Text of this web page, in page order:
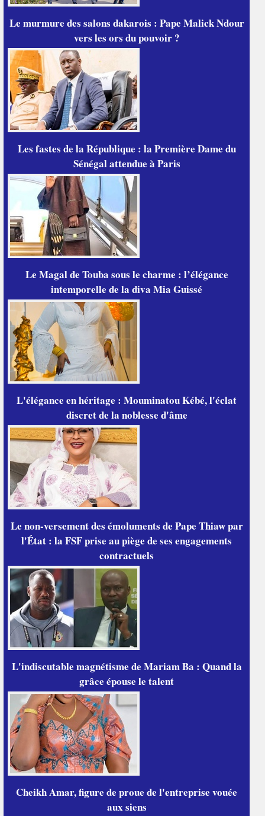
Le murmure des salons dakarois : Pape Malick Ndour
vers les ors du pouvoir ?
Les fastes de la République : la Première Dame du
Sénégal attendue à Paris
Le Magal de Touba sous le charme : l’élégance
intemporelle de la diva Mia Guissé
L'élégance en héritage : Mouminatou Kébé, l'éclat
discret de la noblesse d'âme
Le non-versement des émoluments de Pape Thiaw par
l'État : la FSF prise au piège de ses engagements
contractuels
L'indiscutable magnétisme de Mariam Ba : Quand la
grâce épouse le talent
Cheikh Amar, figure de proue de l'entreprise vouée
aux siens